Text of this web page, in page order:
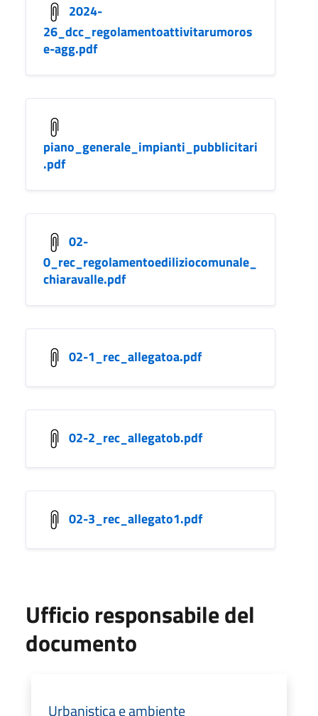
2024-
26_dcc_regolamentoattivitarumoros
e-agg.pdf
piano_generale_impianti_pubblicitari
.pdf
02-
0_rec_regolamentoediliziocomunale_
chiaravalle.pdf
02-1_rec_allegatoa.pdf
02-2_rec_allegatob.pdf
02-3_rec_allegato1.pdf
Ufficio responsabile del
documento
Urbanistica e ambiente